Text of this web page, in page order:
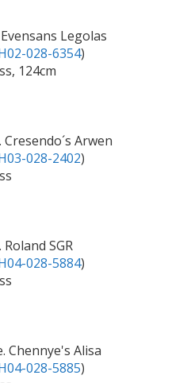
Legolas
028-6354)
124cm
Cresendo´s Arwen
028-2402)
Roland SGR
028-5884)
Chennye's Alisa
028-5885)